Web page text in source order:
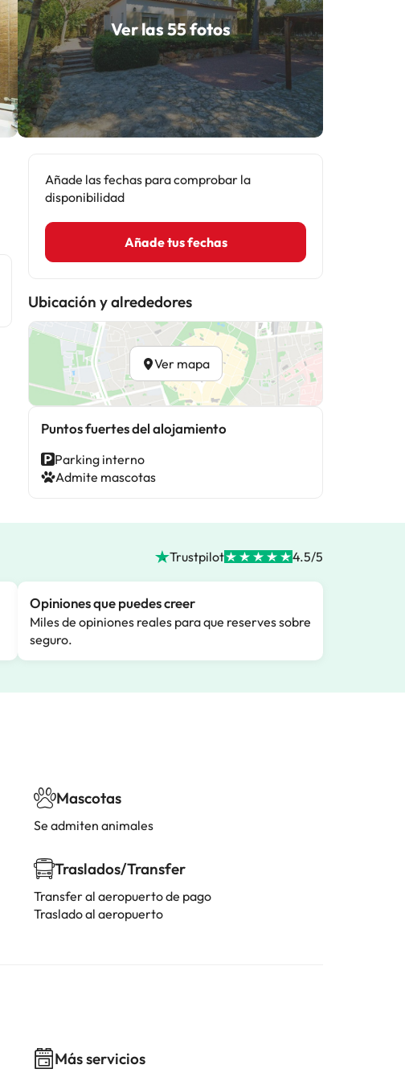
Ver las 55 fotos
Añade las fechas para comprobar la
disponibilidad
Añade tus fechas
Ubicación y alrededores
Ver mapa
Puntos fuertes del alojamiento
Parking interno
Admite mascotas
Trustpilot 4.5/5
Opiniones que puedes creer
Miles de opiniones reales para que reserves sobre
seguro.
Mascotas
Se admiten animales
Traslados/Transfer
Transfer al aeropuerto de pago
Traslado al aeropuerto
Más servicios